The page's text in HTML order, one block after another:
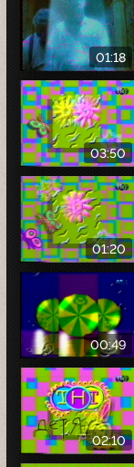
01:18
03:50
01:20
00:49
02:10